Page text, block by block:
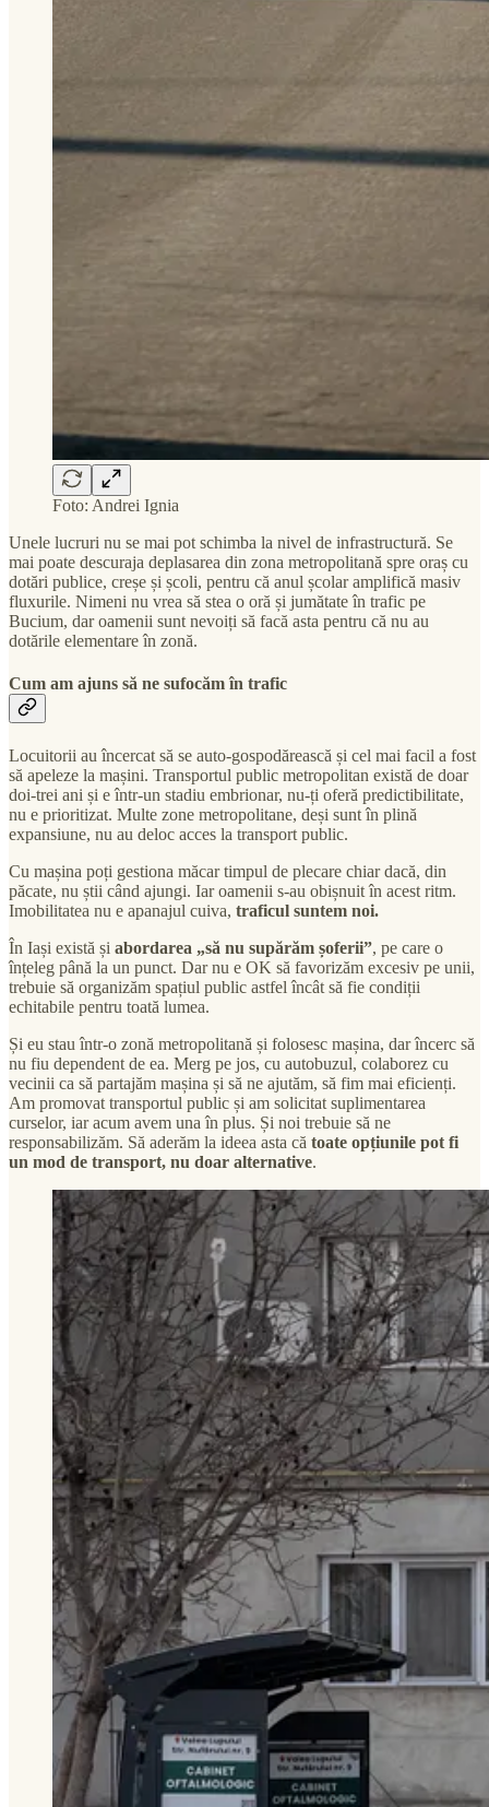
Foto: Andrei Ignia
Unele lucruri nu se mai pot schimba la nivel de infrastructură. Se
mai poate descuraja deplasarea din zona metropolitană spre oraș cu
dotări publice, creșe și școli, pentru că anul școlar amplifică masiv
fluxurile. Nimeni nu vrea să stea o oră și jumătate în trafic pe
Bucium, dar oamenii sunt nevoiți să facă asta pentru că nu au
dotările elementare în zonă.
Cum am ajuns să ne sufocăm în trafic
Locuitorii au încercat să se auto-gospodărească și cel mai facil a fost
să apeleze la mașini. Transportul public metropolitan există de doar
doi-trei ani și e într-un stadiu embrionar, nu-ți oferă predictibilitate,
nu e prioritizat. Multe zone metropolitane, deși sunt în plină
expansiune, nu au deloc acces la transport public.
Cu mașina poți gestiona măcar timpul de plecare chiar dacă, din
păcate, nu știi când ajungi. Iar oamenii s-au obișnuit în acest ritm.
Imobilitatea nu e apanajul cuiva, traficul suntem noi.
În Iași există și abordarea „să nu supărăm șoferii”, pe care o
înțeleg până la un punct. Dar nu e OK să favorizăm excesiv pe unii,
trebuie să organizăm spațiul public astfel încât să fie condiții
echitabile pentru toată lumea.
Și eu stau într-o zonă metropolitană și folosesc mașina, dar încerc să
nu fiu dependent de ea. Merg pe jos, cu autobuzul, colaborez cu
vecinii ca să partajăm mașina și să ne ajutăm, să fim mai eficienți.
Am promovat transportul public și am solicitat suplimentarea
curselor, iar acum avem una în plus. Și noi trebuie să ne
responsabilizăm. Să aderăm la ideea asta că toate opțiunile pot fi
un mod de transport, nu doar alternative.